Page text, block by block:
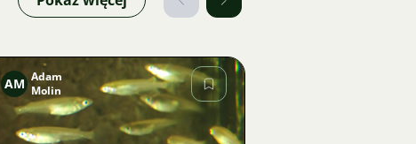
AM Adam
Molin